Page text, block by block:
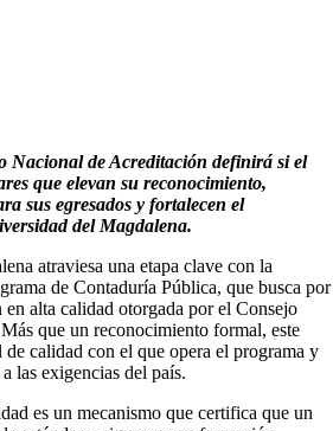
Nacional de Acreditación definirá si el
que elevan su reconocimiento,
sus egresados y fortalecen el
del Magdalena.
atraviesa una etapa clave con la
de Contaduría Pública, que busca por
alta calidad otorgada por el Consejo
que un reconocimiento formal, este
calidad con el que opera el programa y
las exigencias del país.
es un mecanismo que certifica que un